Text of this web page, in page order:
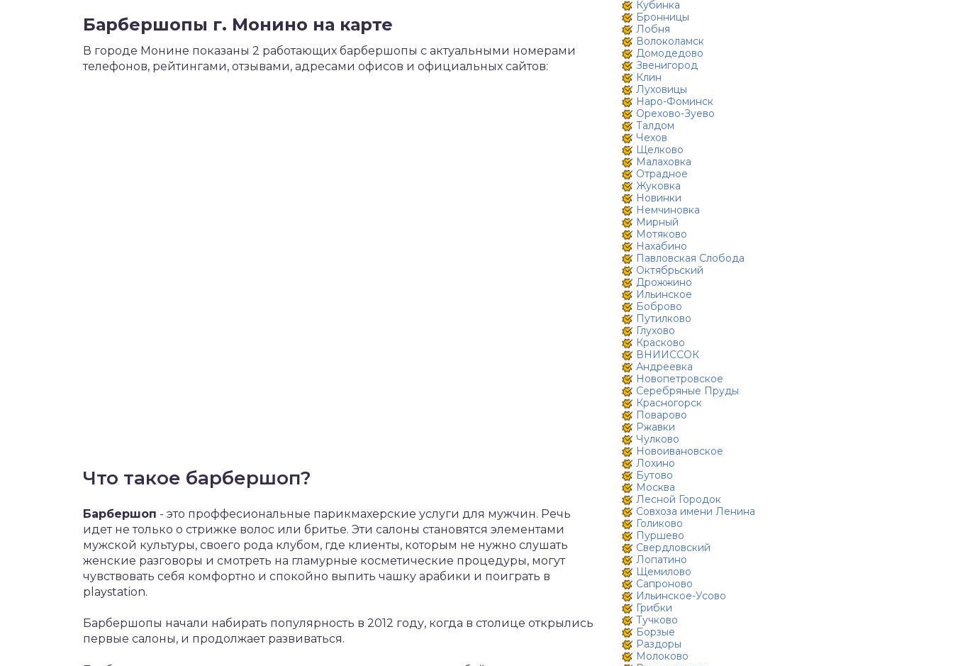
Барбершопы г. Монино на карте
В городе Монине показаны 2 работающих барбершопы с актуальными номерами
телефонов, рейтингами, отзывами, адресами офисов и официальных сайтов:
Что такое барбершоп?
Барбершоп - это проффесиональные парикмахерские услуги для мужчин. Речь
идет не только о стрижке волос или бритье. Эти салоны становятся элементами
мужской культуры, своего рода клубом, где клиенты, которым не нужно слушать
женские разговоры и смотреть на гламурные косметические процедуры, могут
чувствовать себя комфортно и спокойно выпить чашку арабики и поиграть в
playstation.
Барбершопы начали набирать популярность в 2012 году, когда в столице открылись
первые салоны, и продолжает развиваться.
Кубинка
Бронницы
Лобня
Волоколамск
Домодедово
Звенигород
Клин
Луховицы
Наро-Фоминск
Орехово-Зуево
Талдом
Чехов
Щелково
Малаховка
Отрадное
Жуковка
Новинки
Немчиновка
Мирный
Мотяково
Нахабино
Павловская Слобода
Октябрьский
Дрожжино
Ильинское
Боброво
Путилково
Глухово
Красково
ВНИИССОК
Андреевка
Новопетровское
Серебряные Пруды
Красногорск
Поварово
Ржавки
Чулково
Новоивановское
Лохино
Бутово
Москва
Лесной Городок
Совхоза имени Ленина
Голиково
Пуршево
Свердловский
Лопатино
Щемилово
Сапроново
Ильинское-Усово
Грибки
Тучково
Борзые
Раздоры
Молоково